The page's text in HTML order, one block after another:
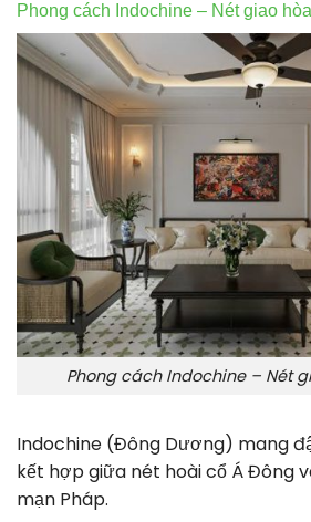
Phong cách Indochine – Nét giao
Phong cách Indochine – Nét
Indochine (Đông Dương) mang
kết hợp giữa nét hoài cổ Á Đông
mạn Pháp.